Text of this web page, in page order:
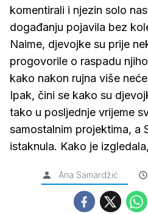
komentirali i njezin solo
događanju pojavila bez
Naime, djevojke su prije
progovorile o raspadu
kako nakon rujna više
Ipak, čini se kako su
tako u posljednje vrijeme
samostalnim projektima, a
istaknula. Kako je
Ana Samardžić